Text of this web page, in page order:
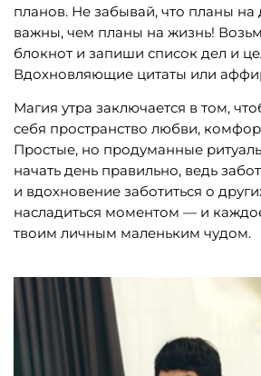
планов. Не забывай, что планы на
важны, чем планы на жизнь!
блокнот и запиши список дел и
Вдохновляющие цитаты или
Магия утра заключается в том,
себя пространство любви,
Простые, но продуманные
начать день правильно, ведь
и вдохновение заботиться о
насладиться моментом — и
твоим личным маленьким чудом.